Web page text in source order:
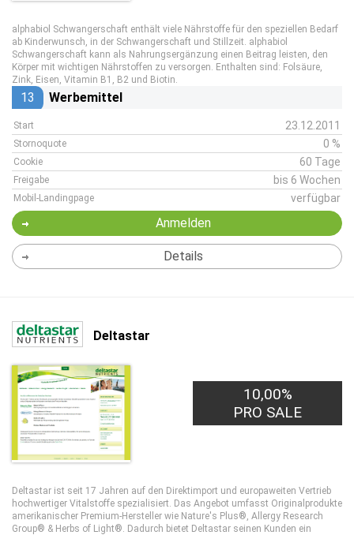
alphabiol Schwangerschaft enthält viele Nährstoffe für den speziellen Bedarf
ab Kinderwunsch, in der Schwangerschaft und Stillzeit. alphabiol
Schwangerschaft kann als Nahrungsergänzung einen Beitrag leisten, den
Körper mit wichtigen Nährstoffen zu versorgen. Enthalten sind: Folsäure,
Zink, Eisen, Vitamin B1, B2 und Biotin.
13 Werbemittel
Start 23.12.2011
Stornoquote 0 %
Cookie 60 Tage
Freigabe bis 6 Wochen
Mobil-Landingpage verfügbar
Anmelden
Details
Deltastar
10,00%
PRO SALE
Deltastar ist seit 17 Jahren auf den Direktimport und europaweiten Vertrieb
hochwertiger Vitalstoffe spezialisiert. Das Angebot umfasst Originalprodukte
amerikanischer Premium-Hersteller wie Nature's Plus®, Allergy Research
Group® & Herbs of Light®. Dadurch bietet Deltastar seinen Kunden ein